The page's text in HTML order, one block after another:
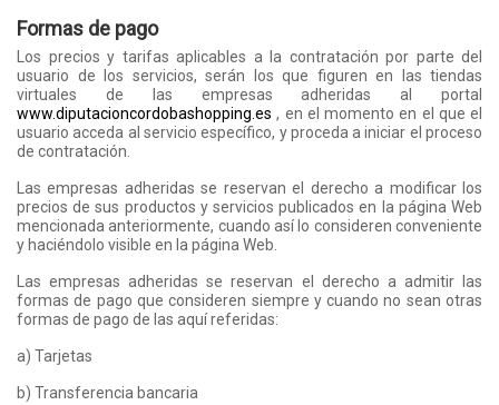
Formas de pago
Los precios y tarifas aplicables a la contratación por parte del
usuario de los servicios, serán los que figuren en las tiendas
virtuales de las empresas adheridas al portal
www.diputacioncordobashopping.es , en el momento en el que el
usuario acceda al servicio específico, y proceda a iniciar el proceso
de contratación.
Las empresas adheridas se reservan el derecho a modificar los
precios de sus productos y servicios publicados en la página Web
mencionada anteriormente, cuando así lo consideren conveniente
y haciéndolo visible en la página Web.
Las empresas adheridas se reservan el derecho a admitir las
formas de pago que consideren siempre y cuando no sean otras
formas de pago de las aquí referidas:
a) Tarjetas
b) Transferencia bancaria